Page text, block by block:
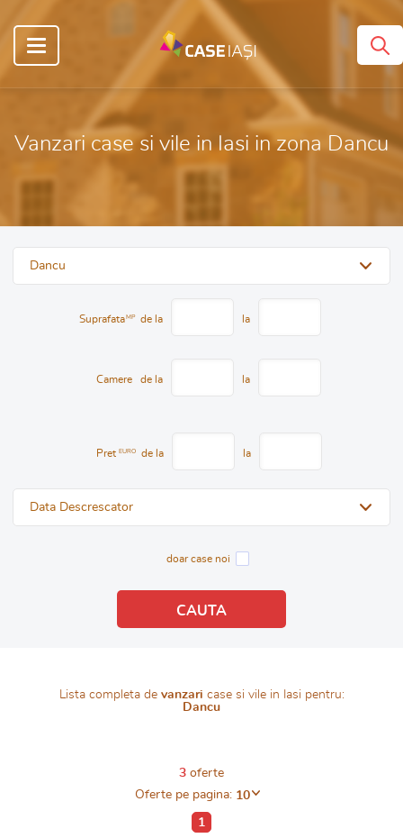
Vanzari case si vile in Iasi in zona Dancu
Dancu
Suprafata MP de la la
Camere de la la
Pret EURO de la la
Data Descrescator
doar case noi
Lista completa de vanzari case si vile in Iasi pentru:
Dancu
3 oferte
Oferte pe pagina: 10
1